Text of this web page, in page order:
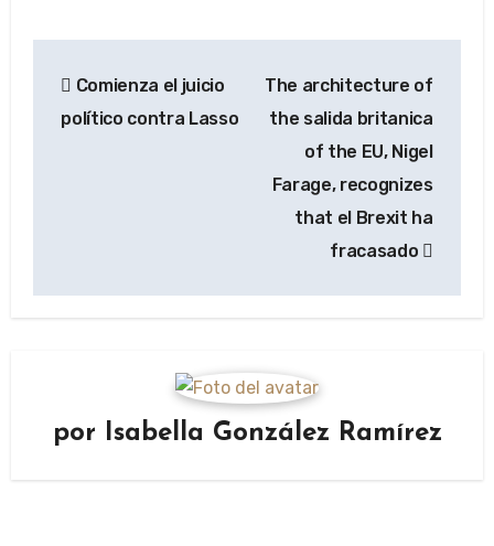
de
Comienza el juicio
político contra Lasso
The architecture of
the salida britanica
of the EU, Nigel
Farage, recognizes
that el Brexit ha
fracasado
por Isabella González Ramírez